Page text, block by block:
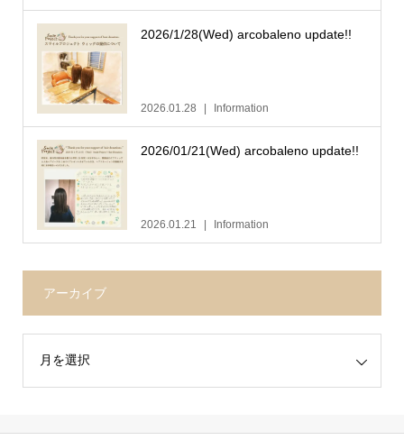
2026/1/28(Wed) arcobaleno update!!
2026.01.28 Information
2026/01/21(Wed) arcobaleno update!!
2026.01.21 Information
アーカイブ